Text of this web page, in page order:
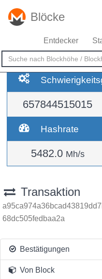
Blöcke
Entdecker
657844515015
Hashrate
5482.0 Mh/s
Transaktion
68dc505fedbaa2a
Bestätigungen
Von Block